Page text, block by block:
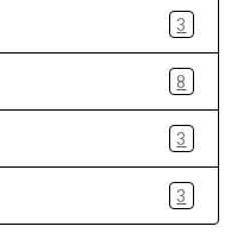
3
8
3
3